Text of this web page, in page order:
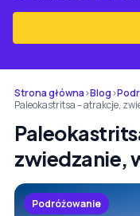
Strona główna›Blog›
Paleokastritsa – atrakcje,
zwiedzanie,
Podróżowanie